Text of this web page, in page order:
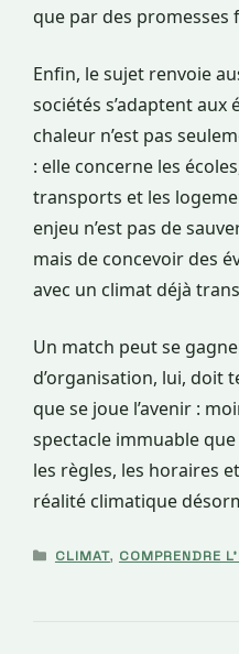
que par des promesses
Enfin, le sujet renvoie
sociétés s’adaptent aux
chaleur n’est pas
: elle concerne les
transports et les
enjeu n’est pas de
mais de concevoir des
avec un climat déjà
Un match peut se
d’organisation, lui, doit
que se joue l’avenir :
spectacle immuable
les règles, les horaires
réalité climatique
CATÉGORIES
CLIMAT, COMPRENDRE